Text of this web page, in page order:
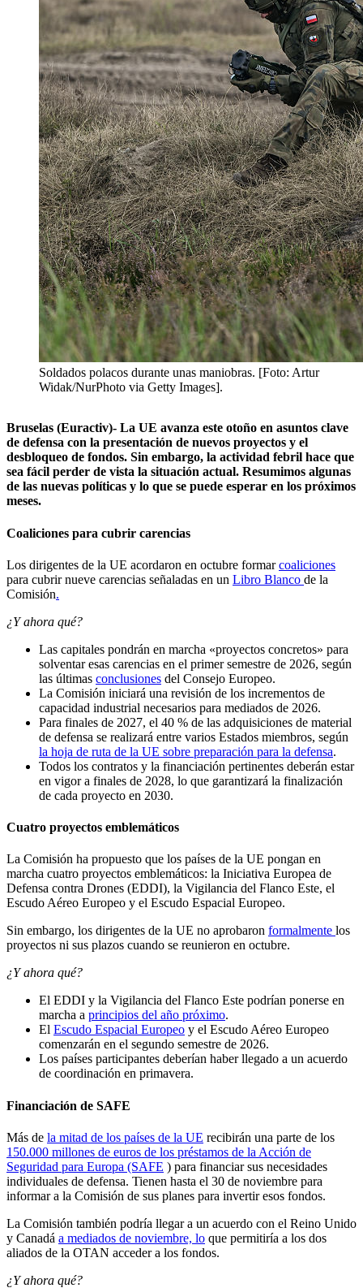
Soldados polacos durante unas maniobras. [Foto: Artur
Widak/NurPhoto via Getty Images].
Bruselas (Euractiv)- La UE avanza este otoño en asuntos clave
de defensa con la presentación de nuevos proyectos y el
desbloqueo de fondos. Sin embargo, la actividad febril hace que
sea fácil perder de vista la situación actual. Resumimos algunas
de las nuevas políticas y lo que se puede esperar en los próximos
meses.
Coaliciones para cubrir carencias
Los dirigentes de la UE acordaron en octubre formarcoaliciones
para cubrir nueve carencias señaladas en un Libro Blanco de la
Comisión.
¿Y ahora qué?
Las capitales pondrán en marcha «proyectos concretos» para
solventar esas carencias en el primer semestre de 2026, según
las últimas conclusiones del Consejo Europeo.
La Comisión iniciará una revisión de los incrementos de
capacidad industrial necesarios para mediados de 2026.
Para finales de 2027, el 40 % de las adquisiciones de material
de defensa se realizará entre varios Estados miembros, según
la hoja de ruta de la UE sobre preparación para la defensa.
Todos los contratos y la financiación pertinentes deberán estar
en vigor a finales de 2028, lo que garantizará la finalización
de cada proyecto en 2030.
Cuatro proyectos emblemáticos
La Comisión ha propuesto que los países de la UE pongan en
marcha cuatro proyectos emblemáticos: la Iniciativa Europea de
Defensa contra Drones (EDDI), la Vigilancia del Flanco Este, el
Escudo Aéreo Europeo y el Escudo Espacial Europeo.
Sin embargo, los dirigentes de la UE no aprobaron formalmente los
proyectos ni sus plazos cuando se reunieron en octubre.
¿Y ahora qué?
El EDDI y la Vigilancia del Flanco Este podrían ponerse en
marcha a principios del año próximo.
El Escudo Espacial Europeo y el Escudo Aéreo Europeo
comenzarán en el segundo semestre de 2026.
Los países participantes deberían haber llegado a un acuerdo
de coordinación en primavera.
Financiación de SAFE
Más de la mitad de los países de la UE recibirán una parte de los
150.000 millones de euros de los préstamos de la Acción de
Seguridad para Europa (SAFE ) para financiar sus necesidades
individuales de defensa. Tienen hasta el 30 de noviembre para
informar a la Comisión de sus planes para invertir esos fondos.
La Comisión también podría llegar a un acuerdo con el Reino Unido
y Canadá a mediados de noviembre, lo que permitiría a los dos
aliados de la OTAN acceder a los fondos.
¿Y ahora qué?